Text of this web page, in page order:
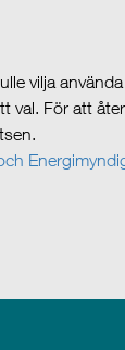
vilja
val. För att